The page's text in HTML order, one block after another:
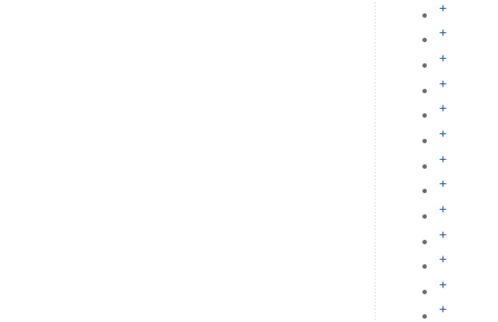
+
+
+
+
+
+
+
+
+
+
+
+
+